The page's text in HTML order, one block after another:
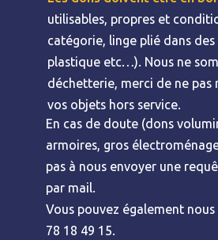
utilisables, propres et
catégorie, linge plié dans des
plastique etc…). Nous ne
déchetterie, merci de ne pas
vos objets hors service.
En cas de doute (dons
armoires, gros
pas à nous envoyer une
par mail.
Vous pouvez également nous
78 18 49 15.